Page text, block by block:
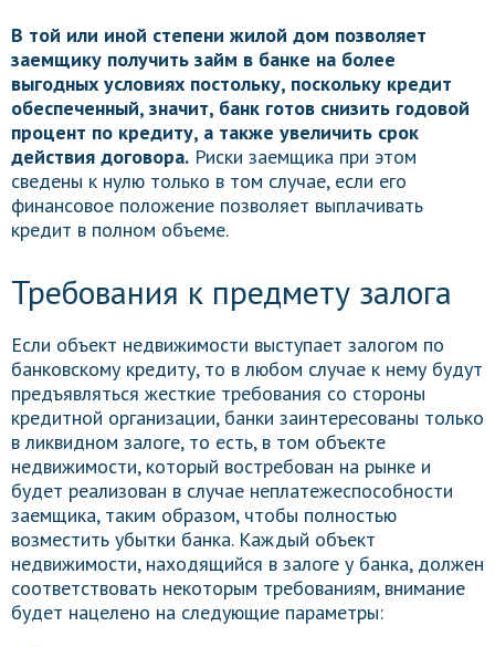
В той или иной степени жилой дом позволяет
заемщику получить займ в банке на более
выгодных условиях постольку, поскольку кредит
обеспеченный, значит, банк готов снизить годовой
процент по кредиту, а также увеличить срок
действия договора. Риски заемщика при этом
сведены к нулю только в том случае, если его
финансовое положение позволяет выплачивать
кредит в полном объеме.
Требования к предмету залога
Если объект недвижимости выступает залогом по
банковскому кредиту, то в любом случае к нему будут
предъявляться жесткие требования со стороны
кредитной организации, банки заинтересованы только
в ликвидном залоге, то есть, в том объекте
недвижимости, который востребован на рынке и
будет реализован в случае неплатежеспособности
заемщика, таким образом, чтобы полностью
возместить убытки банка. Каждый объект
недвижимости, находящийся в залоге у банка, должен
соответствовать некоторым требованиям, внимание
будет нацелено на следующие параметры: